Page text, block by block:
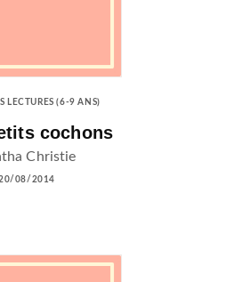
LECTURES (6-9 ANS)
cochons
Christie
08/2014